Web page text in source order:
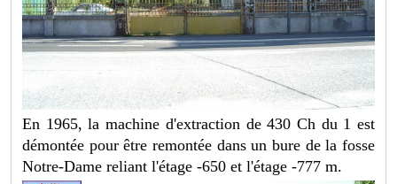
En 1965, la machine d'extraction de 430 Ch du 1 est
démontée pour être remontée dans un bure de la fosse
Notre-Dame reliant l'étage -650 et l'étage -777 m.